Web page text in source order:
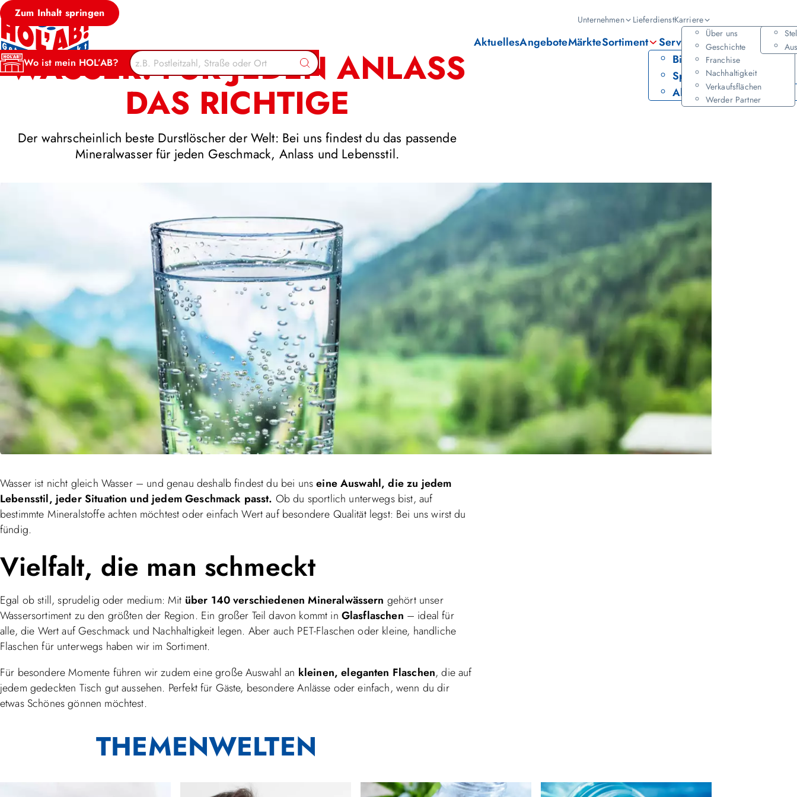
Zum Inhalt springen
AktuellesAngeboteMärkteSortiment
Bier
Spirituosen
Alkoholfrei
Services
PAYBACK
Leihservice
Unternehmen
Über uns
Geschichte
Franchise
Nachhaltigkeit
Verkaufsflächen
Werder Partner
LieferdienstKarriere
Wo ist mein HOL’AB? Suchen
WASSER: FÜR JEDEN ANLASS
DAS RICHTIGE
Der wahrscheinlich beste Durstlöscher der Welt: Bei uns findest du das passende
Mineralwasser für jeden Geschmack, Anlass und Lebensstil.
Wasser ist nicht gleich Wasser – und genau deshalb findest du bei unseine Auswahl, die zu jedem
Lebensstil, jeder Situation und jedem Geschmack passt. Ob du sportlich unterwegs bist, auf
bestimmte Mineralstoffe achten möchtest oder einfach Wert auf besondere Qualität legst: Bei uns wirst du
fündig.
Vielfalt, die man schmeckt
Egal ob still, sprudelig oder medium: Mit über 140 verschiedenen Mineralwässern gehört unser
Wassersortiment zu den größten der Region. Ein großer Teil davon kommt in Glasflaschen – ideal für
alle, die Wert auf Geschmack und Nachhaltigkeit legen. Aber auch PET-Flaschen oder kleine, handliche
Flaschen für unterwegs haben wir im Sortiment.
Für besondere Momente führen wir zudem eine große Auswahl an kleinen, eleganten Flaschen, die auf
jedem gedeckten Tisch gut aussehen. Perfekt für Gäste, besondere Anlässe oder einfach, wenn du dir
etwas Schönes gönnen möchtest.
THEMENWELTEN